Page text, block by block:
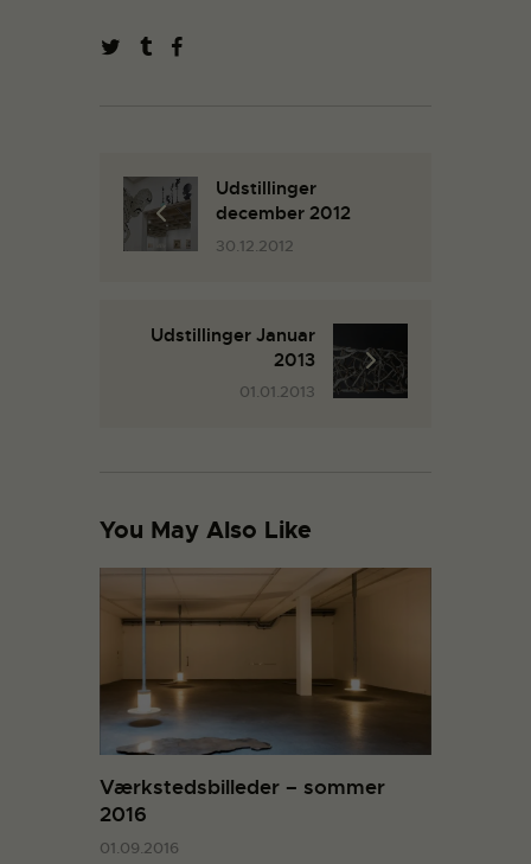
Udstillinger
december 2012
30.12.2012
Udstillinger Januar
2013
01.01.2013
You May Also Like
Værkstedsbilleder – sommer
2016
01.09.2016